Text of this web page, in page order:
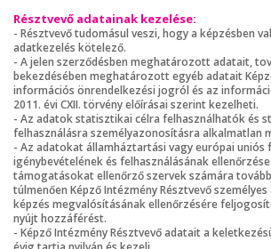
Résztvevő adatainak kezelése:
- Résztvevő tudomásul veszi, hogy a képzésben
adatkezelés kötelező.
- A jelen szerződésben meghatározott adatait,
bekezdésében meghatározott egyéb adatait
információs önrendelkezési jogról és az
2011. évi CXII. törvény előírásai szerint kezelheti.
- Az adatok statisztikai célra felhasználhatók és
felhasználásra személyazonosításra alkalmatlan
- Az adatokat államháztartási vagy európai uniós
igénybevételének és felhasználásának
támogatásokat ellenőrző szervek számára
túlmenően Képző Intézmény Résztvevő
képzés megvalósításának ellenőrzésére
nyújt hozzáférést.
- Képző Intézmény Résztvevő adatait a